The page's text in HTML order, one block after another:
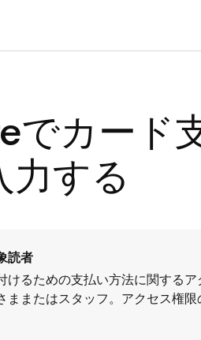
でカード
力する
読者
けるための支払い方法に関する
ままたはスタッフ。アクセス権限